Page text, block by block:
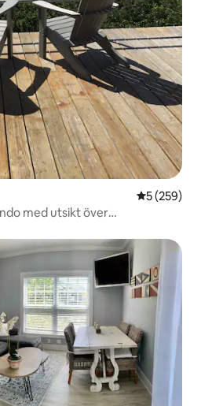
5 av 5 i
5 (259)
med utsikt över